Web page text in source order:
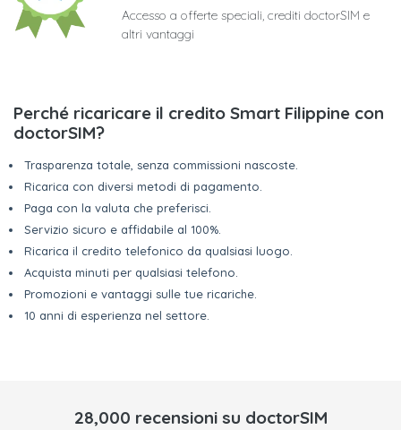
Accesso a offerte speciali, crediti doctorSIM e
altri vantaggi
Perché ricaricare il credito Smart Filippine con
doctorSIM?
Trasparenza totale, senza commissioni nascoste.
Ricarica con diversi metodi di pagamento.
Paga con la valuta che preferisci.
Servizio sicuro e affidabile al 100%.
Ricarica il credito telefonico da qualsiasi luogo.
Acquista minuti per qualsiasi telefono.
Promozioni e vantaggi sulle tue ricariche.
10 anni di esperienza nel settore.
28,000 recensioni su doctorSIM